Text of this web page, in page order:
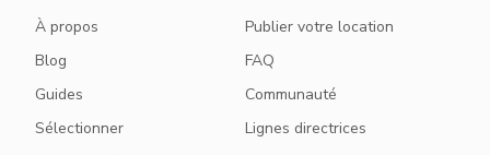
À propos
Blog
Guides
Sélectionner
Publier votre location
FAQ
Communauté
Lignes directrices